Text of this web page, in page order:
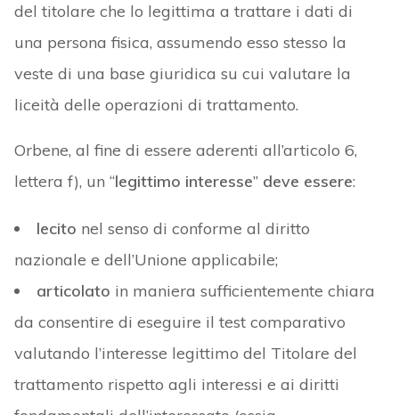
del titolare che lo legittima a trattare i dati di
una persona fisica, assumendo esso stesso la
veste di una base giuridica su cui valutare la
liceità delle operazioni di trattamento.
Orbene, al fine di essere aderenti all’articolo 6,
lettera f), un “legittimo interesse” deve essere:
lecito nel senso di conforme al diritto
nazionale e dell’Unione applicabile;
articolato in maniera sufficientemente chiara
da consentire di eseguire il test comparativo
valutando l’interesse legittimo del Titolare del
trattamento rispetto agli interessi e ai diritti